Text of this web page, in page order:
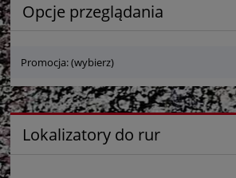
Opcje przeglądania
Promocja: (wybierz)
Lokalizatory do rur